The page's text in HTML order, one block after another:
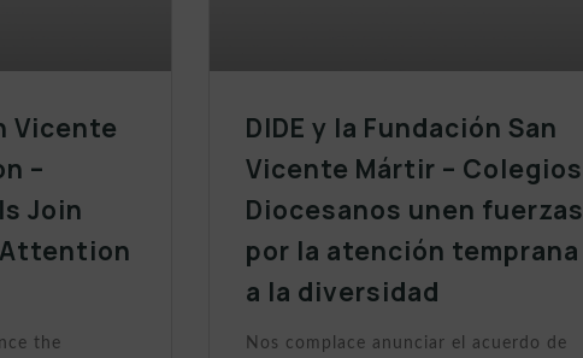
Vicente
–
Join
Attention
the
DIDE y la Fundación San
Vicente Mártir – Colegios
Diocesanos unen fuerzas
por la atención temprana
a la diversidad
Nos complace anunciar el acuerdo de